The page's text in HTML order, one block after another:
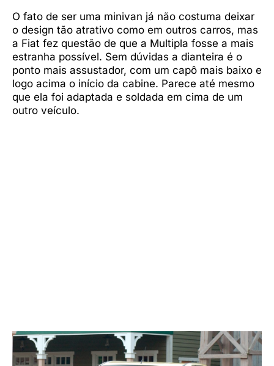
O fato de ser uma minivan já não costuma deixar
o design tão atrativo como em outros carros, mas
a Fiat fez questão de que a Multipla fosse a mais
estranha possível. Sem dúvidas a dianteira é o
ponto mais assustador, com um capô mais baixo e
logo acima o início da cabine. Parece até mesmo
que ela foi adaptada e soldada em cima de um
outro veículo.